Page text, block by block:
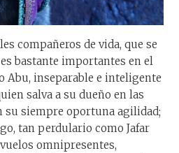
compañeros de vida, que se
bastante importantes en el
Abu, inseparable e inteligente
salva a su dueño en las
su siempre oportuna agilidad;
tan perdulario como Jafar
omnipresentes,